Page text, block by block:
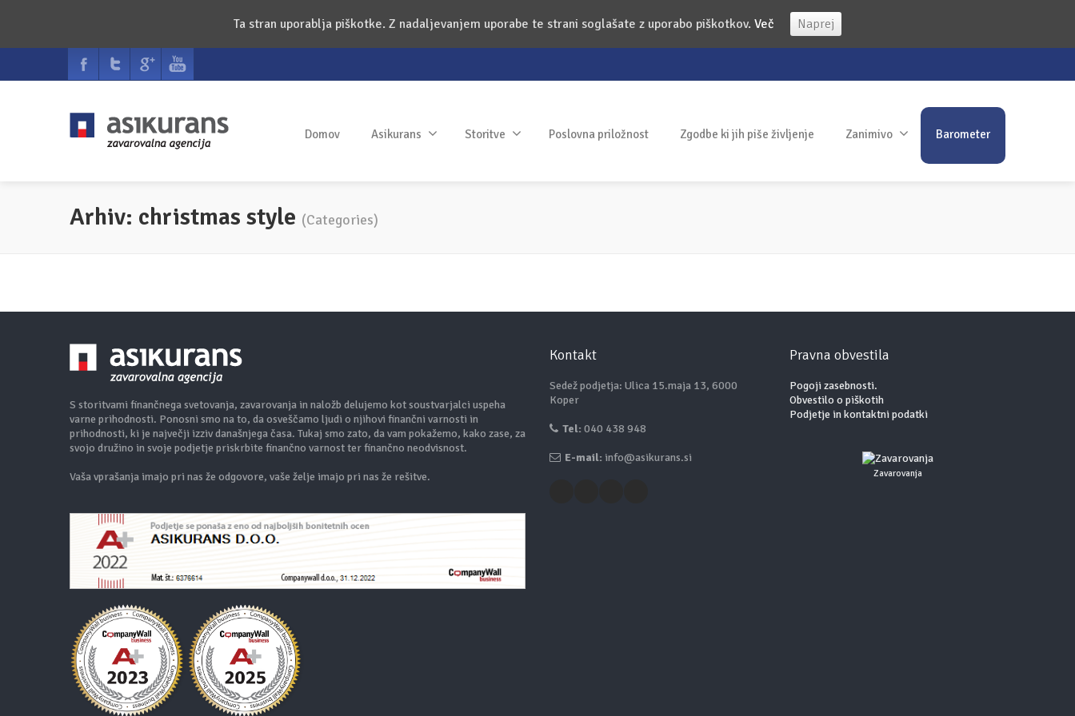
Domov Asikurans Storitve Poslovna priložnost Zgodbe ki jih piše življenje Zanimivo Barometer
Arhiv: christmas style (Categories)
S storitvami finančnega svetovanja, zavarovanja in naložb delujemo kot soustvarjalci uspeha
varne prihodnosti. Ponosni smo na to, da osveščamo ljudi o njihovi finančni varnosti in
prihodnosti, ki je največji izziv današnjega časa. Tukaj smo zato, da vam pokažemo, kako zase, za
svojo družino in svoje podjetje priskrbite finančno varnost ter finančno neodvisnost.
Vaša vprašanja imajo pri nas že odgovore, vaše želje imajo pri nas že rešitve.
Kontakt
Sedež podjetja: Ulica 15.maja 13, 6000
Koper
Tel:040 438 948
E-mail: info@asikurans.si
Pravna obvestila
Pogoji zasebnosti.
Obvestilo o piškotih
Podjetje in kontaktni podatki
Zavarovanja
Ta stran uporablja piškotke. Z nadaljevanjem uporabe te strani soglašate z uporabo piškotkov. Več Naprej